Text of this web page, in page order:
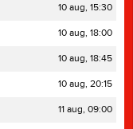
10 aug, 15:30
10 aug, 18:00
10 aug, 18:45
10 aug, 20:15
11 aug, 09:00